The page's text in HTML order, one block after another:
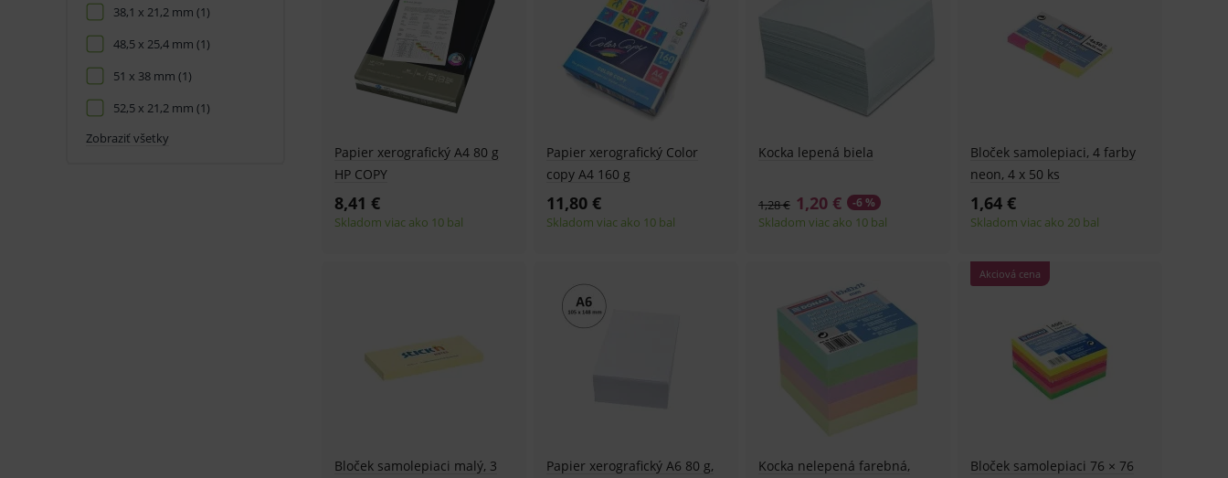
38,1 x 21,2 mm (1)
48,5 x 25,4 mm (1)
51 x 38 mm (1)
52,5 x 21,2 mm (1)
Zobraziť všetky
Papier xerografický A4 80 g
HP COPY
8,41 €
Skladom viac ako 10 bal
Papier xerografický Color
copy A4 160 g
11,80 €
Skladom viac ako 10 bal
Kocka lepená biela
1,20 €
1,28 € -6 %
Skladom viac ako 10 bal
Bloček samolepiaci, 4 farby
neon, 4 x 50 ks
1,64 €
Skladom viac ako 20 bal
Bloček samolepiaci malý, 3
Papier xerografický A6 80 g,
Kocka nelepená farebná,
Akciová cena
Bloček samolepiaci 76 × 76